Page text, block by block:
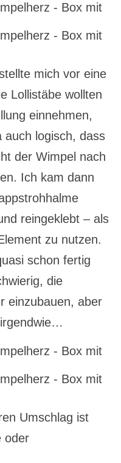
mich vor eine
Lollistäbe wollten
einnehmen,
logisch, dass
der Wimpel nach
Ich kam dann
reingeklebt – als
zu nutzen.
schon fertig
die
einzubauen, aber
Umschlag ist
oder